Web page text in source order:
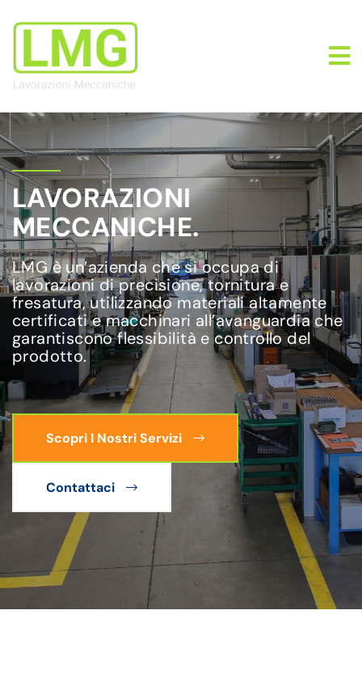
LAVORAZIONI
MECCANICHE.
LMG è un’azienda che si occupa di
lavorazioni di precisione, tornitura e
fresatura, utilizzando materiali altamente
certificati e macchinari all’avanguardia che
garantiscono flessibilità e controllo del
prodotto.
Scopri I Nostri Servizi
Contattaci